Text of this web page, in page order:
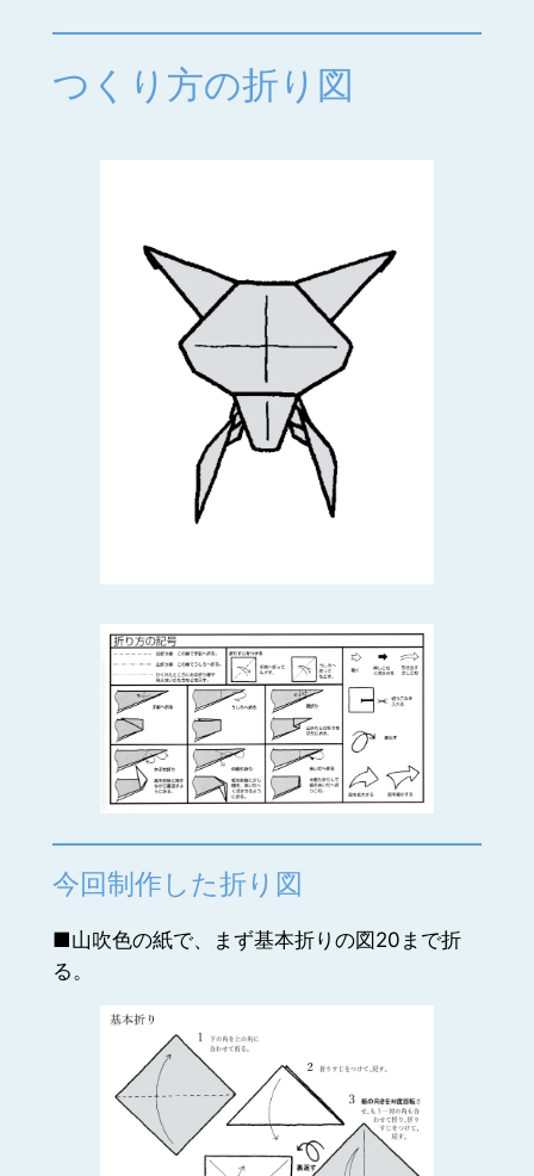
つくり方の折り図
今回制作した折り図
■山吹色の紙で、まず基本折りの図20まで折
る。